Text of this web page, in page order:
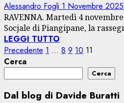
Alessandro Fogli 1 Novembre 2025
RAVENNA. Martedì 4
Socjale di Piangipane, la
LEGGI TUTTO
Paginazione
degli
articoli
Precedente 1 … 8 9 10 11
Cerca
Cerca
Dal blog di Davide Buratti